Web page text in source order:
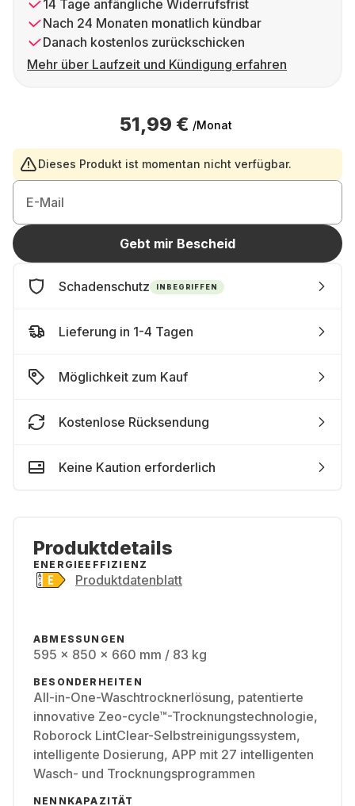
14 Tage anfängliche Widerrufsfrist
Nach 24 Monaten monatlich kündbar
Danach kostenlos zurückschicken
Mehr über Laufzeit und Kündigung erfahren
51,99 € /Monat
Dieses Produkt ist momentan nicht verfügbar.
E-Mail
Gebt mir Bescheid
Schadenschutz INBEGRIFFEN
Lieferung in 1-4 Tagen
Möglichkeit zum Kauf
Kostenlose Rücksendung
Keine Kaution erforderlich
Produktdetails
ENERGIEEFFIZIENZ
Produktdatenblatt
ABMESSUNGEN
595 x 850 x 660 mm / 83 kg
BESONDERHEITEN
All-in-One-Waschtrocknerlösung, patentierte
innovative Zeo-cycle™-Trocknungstechnologie,
Roborock LintClear-Selbstreinigungssystem,
intelligente Dosierung, APP mit 27 intelligenten
Wasch- und Trocknungsprogrammen
NENNKAPAZITÄT